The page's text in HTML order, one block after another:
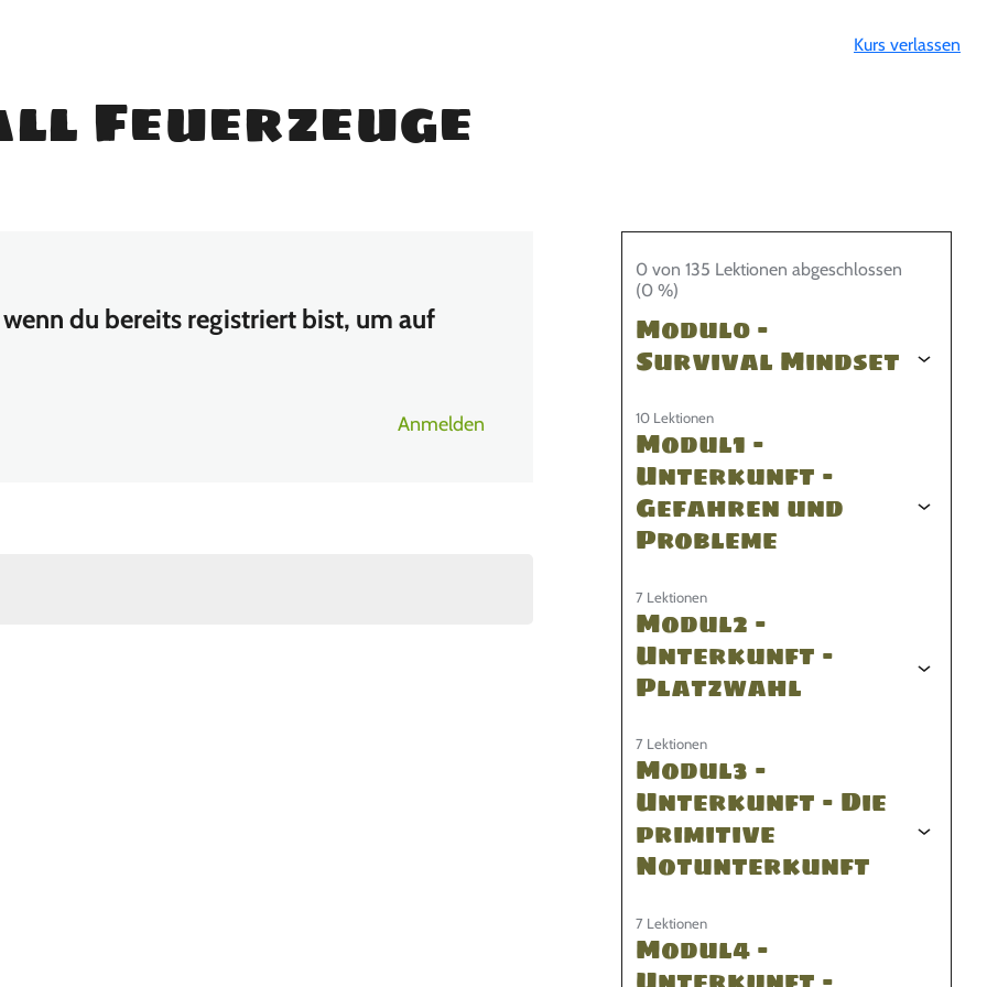
Kurs verlassen
Feuerzeuge
0 von 135 Lektionen abgeschlossen
(0 %)
Modul0 –
Survival Mindset
10 Lektionen
Modul1 –
Unterkunft –
Gefahren und
Probleme
7 Lektionen
Modul2 –
Unterkunft –
Platzwahl
7 Lektionen
Modul3 –
Unterkunft – Die
primitive
Notunterkunft
7 Lektionen
Modul4 –
du bereits registriert bist, um auf
Anmelden